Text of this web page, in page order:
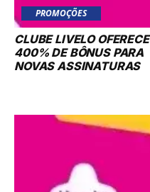
PROMOÇÕES
CLUBE LIVELO OFERECE
400% DE BÔNUS PARA
NOVAS ASSINATURAS